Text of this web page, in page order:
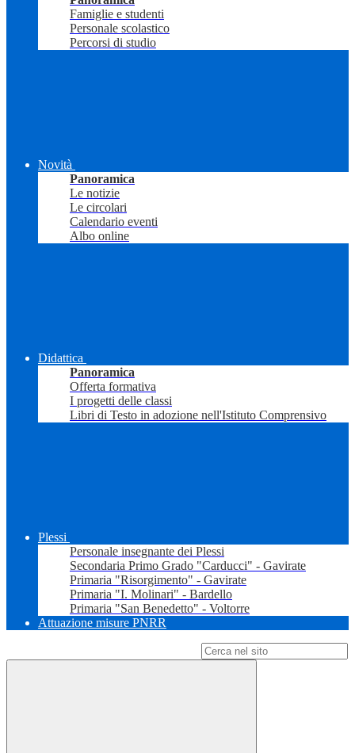
Famiglie e studenti
Personale scolastico
Percorsi di studio
Novità
Panoramica
Le notizie
Le circolari
Calendario eventi
Albo online
Didattica
Panoramica
Offerta formativa
I progetti delle classi
Libri di Testo in adozione nell'Istituto Comprensivo
Plessi
Personale insegnante dei Plessi
Secondaria Primo Grado "Carducci" - Gavirate
Primaria "Risorgimento" - Gavirate
Primaria "I. Molinari" - Bardello
Primaria "San Benedetto" - Voltorre
Attuazione misure PNRR